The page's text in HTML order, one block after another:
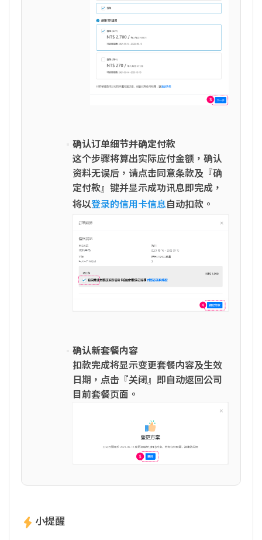
确认订单细节并确定付款
这个步骤将算出实际应付金额，确认
资料无误后，请点击同意条款及『确
定付款』键并显示成功讯息即完成，
将以登录的信用卡信息自动扣款。
确认新套餐内容
扣款完成将显示变更套餐内容及生效
日期，点击『关闭』即自动返回公司
目前套餐页面。
小提醒